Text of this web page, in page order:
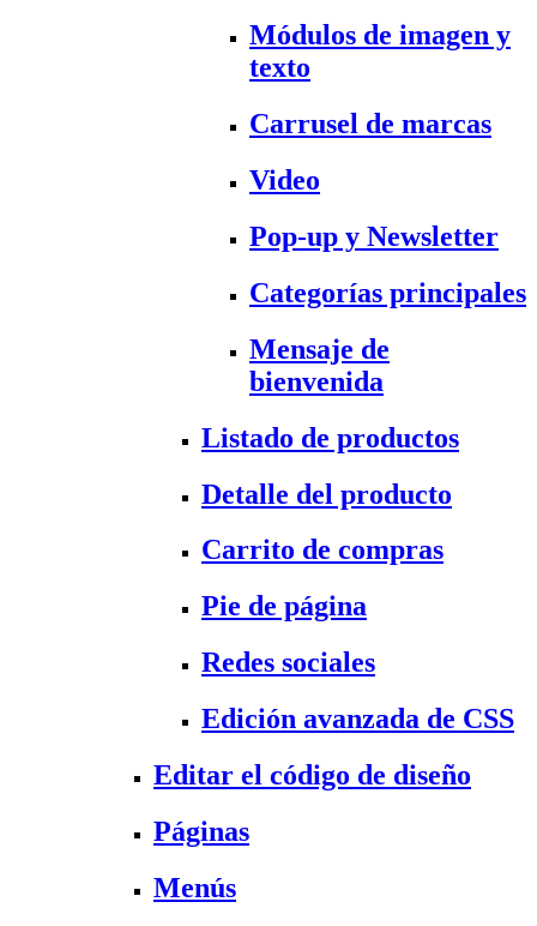
Módulos de imagen y
texto
Carrusel de marcas
Video
Pop-up y Newsletter
Categorías principales
Mensaje de
bienvenida
Listado de productos
Detalle del producto
Carrito de compras
Pie de página
Redes sociales
Edición avanzada de CSS
Editar el código de diseño
Páginas
Menús